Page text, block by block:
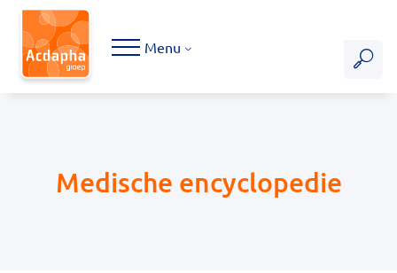
Hoofdmenu
Menu
Medische encyclopedie